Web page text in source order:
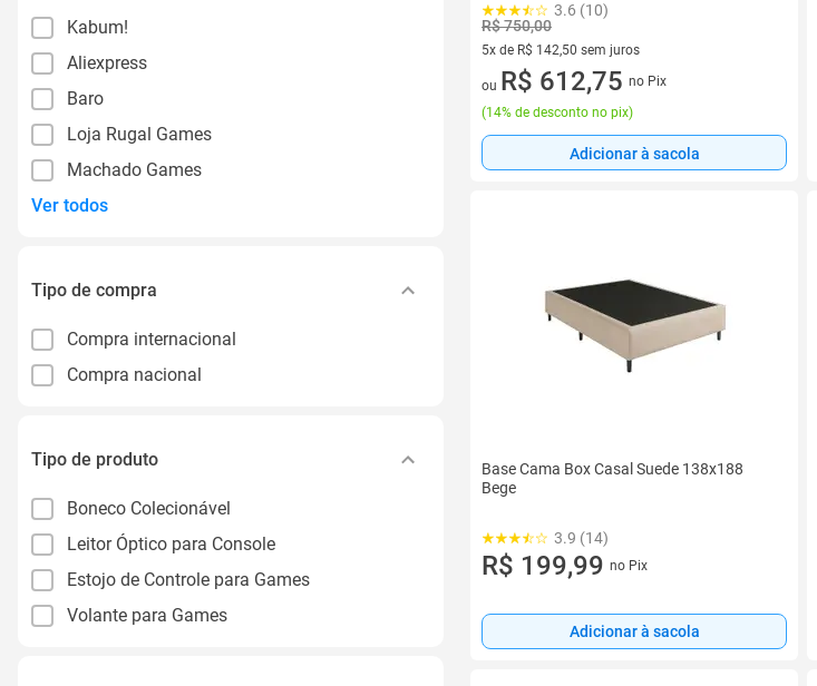
Kabum!
Aliexpress
Baro
Loja Rugal Games
Machado Games
Ver todos
Tipo de compra
Compra internacional
Compra nacional
Tipo de produto
Boneco Colecionável
Leitor Óptico para Console
Estojo de Controle para Games
Volante para Games
3.6 (10)
R$ 750,00
5x de R$ 142,50 sem juros
5 vez de R$ 142,50 sem juros
ou R$ 612,75 no Pix
(14% de desconto no pix)
Adicionar à sacola
Base Cama Box Casal Suede 138x188
Bege
3.9 (14)
R$ 199,99 no Pix
Adicionar à sacola